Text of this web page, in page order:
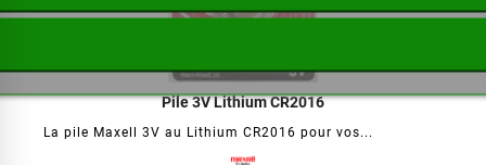
Pile 3V Lithium CR2016
La pile Maxell 3V au Lithium CR2016 pour vos...